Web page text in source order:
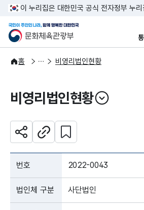
본문 바
주메뉴
이 누리집은 대한민국 공식 전자정부 누
문화체육관광부
국민이 주인인 나라
홈
자료공간
현황자료 비영리법인현황
비영리법인현황
열기
공유하기주소복사
관심 콘텐츠 설정하기
번호 2022-0043
법인체 구분 사단법인